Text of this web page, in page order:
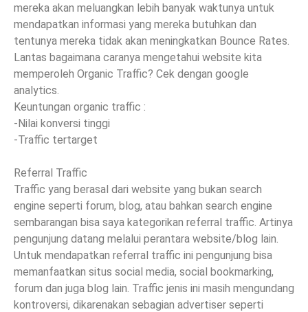
mereka akan meluangkan lebih banyak waktunya untuk
mendapatkan informasi yang mereka butuhkan dan
tentunya mereka tidak akan meningkatkan Bounce Rates.
Lantas bagaimana caranya mengetahui website kita
memperoleh Organic Traffic? Cek dengan google
analytics.
Keuntungan organic traffic :
-Nilai konversi tinggi
-Traffic tertarget
Referral Traffic
Traffic yang berasal dari website yang bukan search
engine seperti forum, blog, atau bahkan search engine
sembarangan bisa saya kategorikan referral traffic. Artinya
pengunjung datang melalui perantara website/blog lain.
Untuk mendapatkan referral traffic ini pengunjung bisa
memanfaatkan situs social media, social bookmarking,
forum dan juga blog lain. Traffic jenis ini masih mengundang
kontroversi, dikarenakan sebagian advertiser seperti